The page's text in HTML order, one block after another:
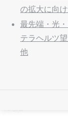
の拡大に向
最先端・光
テラヘルツ
他